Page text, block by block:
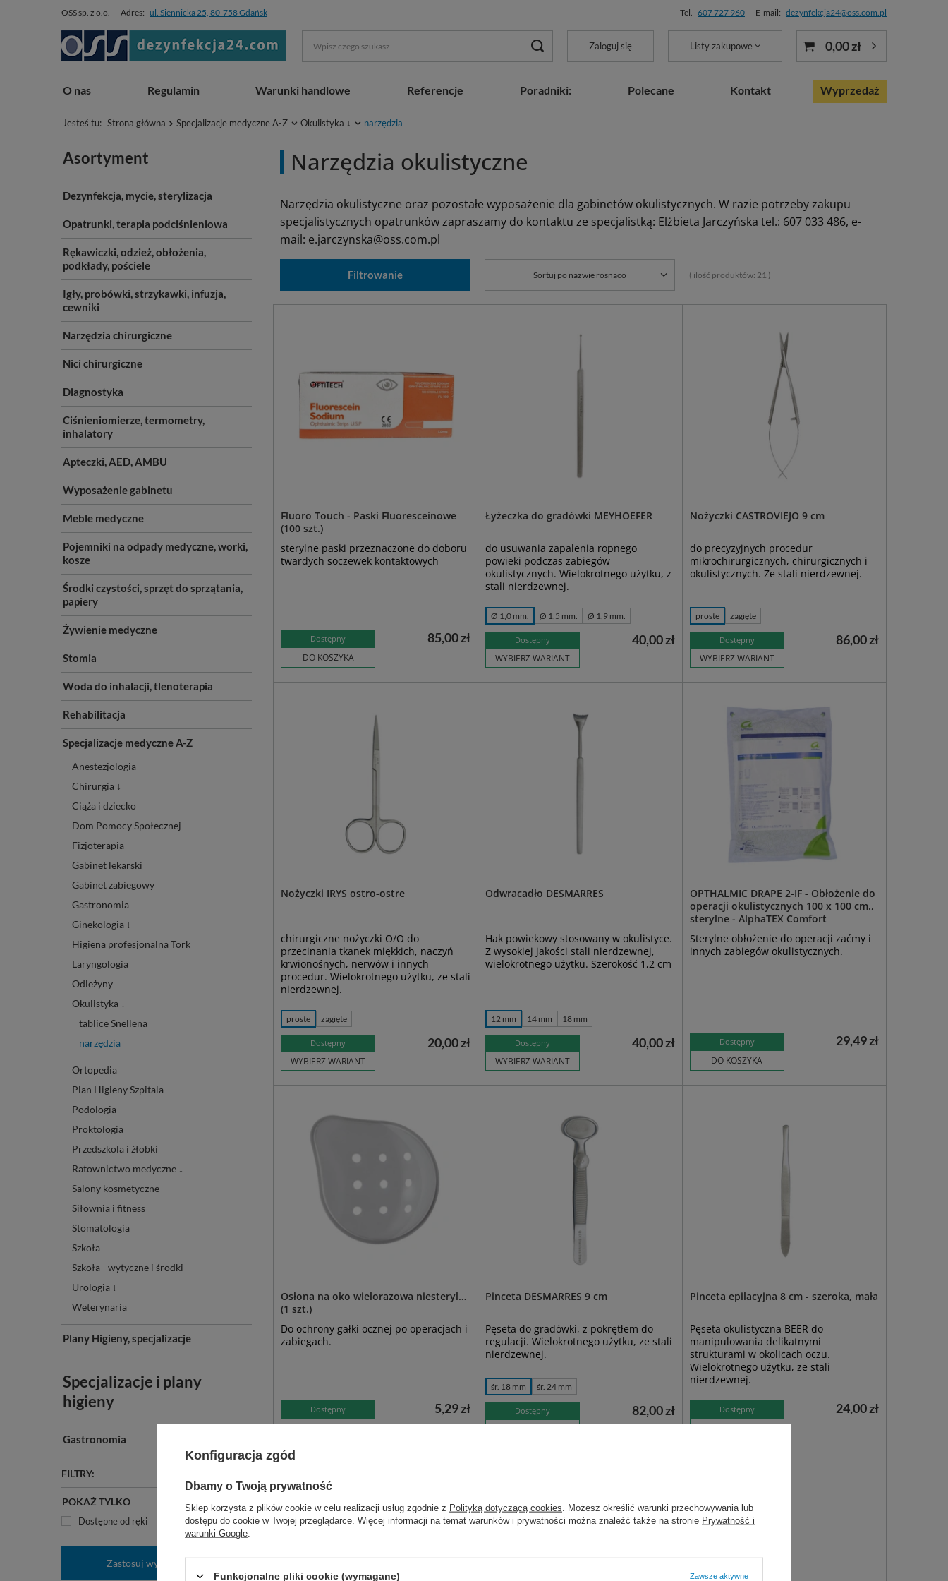
OSS sp. z o.o. Adres: ul. Siennicka 25, 80-758 Gdańsk Tel. 607 727 960 E-mail: dezynfekcja24@oss.com.pl
Zaloguj się Listy zakupowe 0,00 zł
O nas Regulamin Warunki handlowe Referencje Poradniki: Polecane Kontakt Wyprzedaż
Jesteś tu: Strona główna Specjalizacje medyczne A-Z Okulistyka ↓ narzędzia
Asortyment
Dezynfekcja, mycie, sterylizacja
Opatrunki, terapia podciśnieniowa
Rękawiczki, odzież, obłożenia,
podkłady, pościele
Igły, probówki, strzykawki, infuzja,
cewniki
Narzędzia chirurgiczne
Nici chirurgiczne
Diagnostyka
Ciśnieniomierze, termometry,
inhalatory
Apteczki, AED, AMBU
Wyposażenie gabinetu
Meble medyczne
Pojemniki na odpady medyczne, worki,
kosze
Środki czystości, sprzęt do sprzątania,
papiery
Żywienie medyczne
Stomia
Woda do inhalacji, tlenoterapia
Rehabilitacja
Specjalizacje medyczne A-Z
Anestezjologia
Chirurgia ↓
Ciąża i dziecko
Dom Pomocy Społecznej
Fizjoterapia
Gabinet lekarski
Gabinet zabiegowy
Gastronomia
Ginekologia ↓
Higiena profesjonalna Tork
Laryngologia
Odleżyny
Okulistyka ↓
tablice Snellena
narzędzia
Ortopedia
Plan Higieny Szpitala
Podologia
Proktologia
Przedszkola i żłobki
Ratownictwo medyczne ↓
Salony kosmetyczne
Siłownia i fitness
Stomatologia
Szkoła
Szkoła - wytyczne i środki
Urologia ↓
Weterynaria
Plany Higieny, specjalizacje
Specjalizacje i plany
higieny
Gastronomia
FILTRY:
POKAŻ TYLKO
Dostępne od ręki
Zastosuj wybrane filtry
Narzędzia okulistyczne
Narzędzia okulistyczne oraz pozostałe wyposażenie dla gabinetów okulistycznych. W razie potrzeby zakupu
specjalistycznych opatrunków zapraszamy do kontaktu ze specjalistką: Elżbieta Jarczyńska tel.: 607 033 486, e-
mail: e.jarczynska@oss.com.pl
Sortuj po nazwie rosnąco
Filtrowanie ( ilość produktów: 21 )
Fluoro Touch - Paski Fluoresceinowe
(100 szt.)
sterylne paski przeznaczone do doboru
twardych soczewek kontaktowych
Dostępny
DO KOSZYKA
85,00 zł
Łyżeczka do gradówki MEYHOEFER
do usuwania zapalenia ropnego
powieki podczas zabiegów
okulistycznych. Wielokrotnego użytku, z
stali nierdzewnej.
Ø 1,0 mm. Ø 1,5 mm. Ø 1,9 mm.
Dostępny
WYBIERZ WARIANT
40,00 zł
Nożyczki CASTROVIEJO 9 cm
do precyzyjnych procedur
mikrochirurgicznych, chirurgicznych i
okulistycznych. Ze stali nierdzewnej.
proste zagięte
Dostępny
WYBIERZ WARIANT
86,00 zł
Nożyczki IRYS ostro-ostre
chirurgiczne nożyczki O/O do
przecinania tkanek miękkich, naczyń
krwionośnych, nerwów i innych
procedur. Wielokrotnego użytku, ze stali
nierdzewnej.
proste zagięte
Dostępny
WYBIERZ WARIANT
20,00 zł
Odwracadło DESMARRES
Hak powiekowy stosowany w okulistyce.
Z wysokiej jakości stali nierdzewnej,
wielokrotnego użytku. Szerokość 1,2 cm
12 mm 14 mm 18 mm
Dostępny
WYBIERZ WARIANT
40,00 zł
OPTHALMIC DRAPE 2-IF - Obłożenie do
operacji okulistycznych 100 x 100 cm.,
sterylne - AlphaTEX Comfort
Sterylne obłożenie do operacji zaćmy i
innych zabiegów okulistycznych.
Dostępny
DO KOSZYKA
29,49 zł
Osłona na oko wielorazowa niesterylna
(1 szt.)
Do ochrony gałki ocznej po operacjach i
zabiegach.
Dostępny
DO KOSZYKA
5,29 zł
Pinceta DESMARRES 9 cm
Pęseta do gradówki, z pokrętłem do
regulacji. Wielokrotnego użytku, ze stali
nierdzewnej.
śr. 18 mm śr. 24 mm
Dostępny 82,00 zł
Pinceta epilacyjna 8 cm - szeroka, mała
Pęseta okulistyczna BEER do
manipulowania delikatnymi
strukturami w okolicach oczu.
Wielokrotnego użytku, ze stali
nierdzewnej.
Dostępny
DO KOSZYKA
24,00 zł
Konfiguracja zgód
Dbamy o Twoją prywatność
Sklep korzysta z plików cookie w celu realizacji usług zgodnie z Polityką dotyczącą cookies . Możesz określić warunki przechowywania lub
dostępu do cookie w Twojej przeglądarce. Więcej informacji na temat warunków i prywatności można znaleźć także na stronie Prywatność i
warunki Google
Funkcjonalne pliki cookie (wymagane) Zawsze aktywne